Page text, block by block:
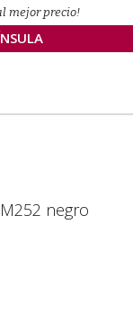
mejor precio!
negro